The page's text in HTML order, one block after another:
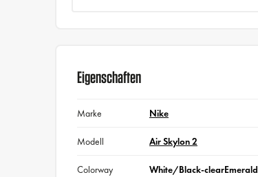
Eigenschaften
Marke Nike
Modell Air Skylon 2
Colorway White/Black-clearEmerald